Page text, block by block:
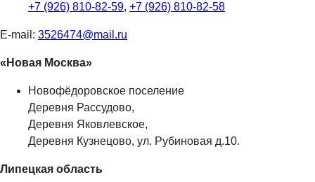
+7 (926) 810-82-59, +7 (926) 810-82-58
E-mail: 3526474@mail.ru
«Новая Москва»
Новофёдоровское поселение
Деревня Рассудово,
Деревня Яковлевское,
Деревня Кузнецово, ул. Рубиновая д.10.
Липецкая область